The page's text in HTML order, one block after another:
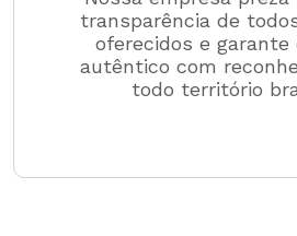
transparência de
oferecidos e garante
autêntico com
todo território